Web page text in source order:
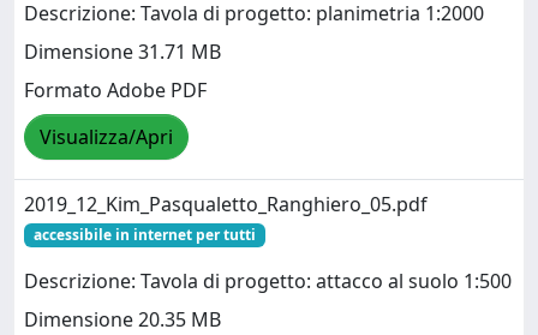
Descrizione: Tavola di progetto: planimetria 1:2000
Dimensione 31.71 MB
Formato Adobe PDF
Visualizza/Apri
2019_12_Kim_Pasqualetto_Ranghiero_05.pdf
accessibile in internet per tutti
Descrizione: Tavola di progetto: attacco al suolo 1:500
Dimensione 20.35 MB